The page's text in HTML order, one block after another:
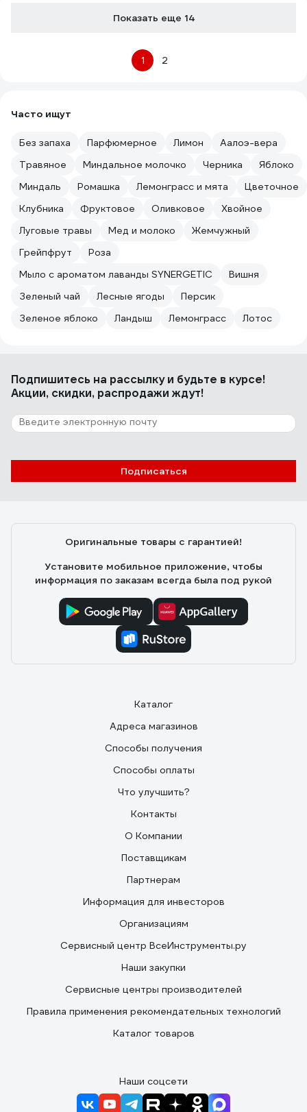
Показать еще 14
1 2
Часто ищут
Без запаха Парфюмерное Лимон
Аалоэ-вера
Травяное
Миндальное молочко Черника
Яблоко
Миндаль
Ромашка Лемонграсс и мята
Цветочное
Клубника
Фруктовое Оливковое
Хвойное
Луговые травы
Мед и молоко
Жемчужный
Грейпфрут
Роза
Мыло с ароматом лаванды SYNERGETIC
Вишня
Зеленый чай
Лесные ягоды
Персик
Зеленое яблоко
Ландыш Лемонграсс Лотос
Подпишитесь на рассылкуи будьте в курсе!
Акции, скидки, распродажи ждут!
Подписаться
Оригинальные товары с гарантией!
Установите мобильное приложение, чтобы
информация по заказам всегда была под рукой
Каталог
Адреса магазинов
Способы получения
Способы оплаты
Что улучшить?
Контакты
О Компании
Поставщикам
Партнерам
Информация для инвесторов
Организациям
Сервисный центр ВсеИнструменты.ру
Наши закупки
Сервисные центры производителей
Правила применения рекомендательных технологий
Каталог товаров
Наши соцсети